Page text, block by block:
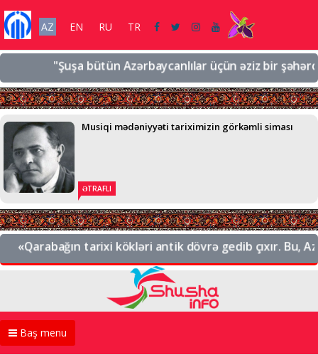
AZ EN RU TR
"Şuşa bütün Azərbaycanlılar üçün əziz bir şəhərdir,
Musiqi mədəniyyəti tariximizin görkəmli siması
ƏTRAFLI
tarixi kökləri antik dövrə gedib çıxır. Bu,
Baş menu